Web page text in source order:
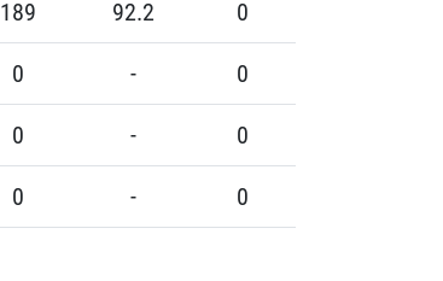
189 92.2 0
0 - 0
0 - 0
0 - 0